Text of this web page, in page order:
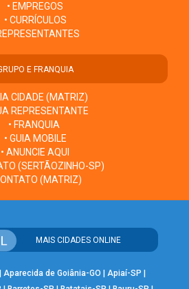
• EMPREGOS
• CURRÍCULOS
E FRANQUIA
CIDADE (MATRIZ)
REPRESENTANTE
• FRANQUIA
• GUIA MOBILE
• ANUNCIE AQUI
(SERTÃOZINHO-SP)
(MATRIZ)
MAIS CIDADES ONLINE
Aparecida de Goiânia-GO Apiaí-SP